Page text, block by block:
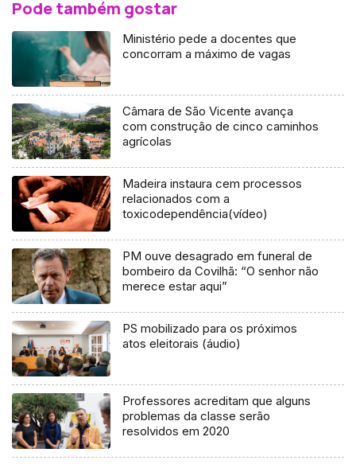
Pode também gostar
Ministério pede a docentes que
concorram a máximo de vagas
Câmara de São Vicente avança
com construção de cinco caminhos
agrícolas
Madeira instaura cem processos
relacionados com a
toxicodependência(vídeo)
PM ouve desagrado em funeral de
bombeiro da Covilhã: “O senhor não
merece estar aqui”
PS mobilizado para os próximos
atos eleitorais (áudio)
Professores acreditam que alguns
problemas da classe serão
resolvidos em 2020